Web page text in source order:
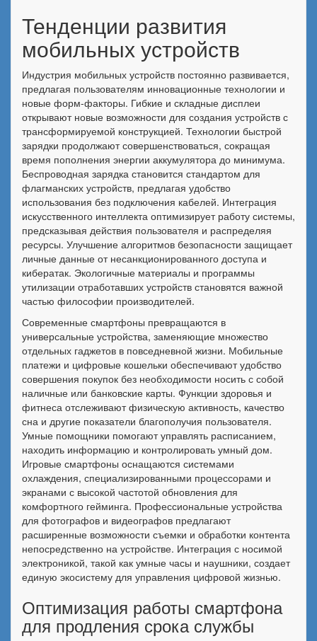
Тенденции развития
мобильных устройств
Индустрия мобильных устройств постоянно развивается,
предлагая пользователям инновационные технологии и
новые форм-факторы. Гибкие и складные дисплеи
открывают новые возможности для создания устройств с
трансформируемой конструкцией. Технологии быстрой
зарядки продолжают совершенствоваться, сокращая
время пополнения энергии аккумулятора до минимума.
Беспроводная зарядка становится стандартом для
флагманских устройств, предлагая удобство
использования без подключения кабелей. Интеграция
искусственного интеллекта оптимизирует работу системы,
предсказывая действия пользователя и распределяя
ресурсы. Улучшение алгоритмов безопасности защищает
личные данные от несанкционированного доступа и
кибератак. Экологичные материалы и программы
утилизации отработавших устройств становятся важной
частью философии производителей.
Современные смартфоны превращаются в
универсальные устройства, заменяющие множество
отдельных гаджетов в повседневной жизни. Мобильные
платежи и цифровые кошельки обеспечивают удобство
совершения покупок без необходимости носить с собой
наличные или банковские карты. Функции здоровья и
фитнеса отслеживают физическую активность, качество
сна и другие показатели благополучия пользователя.
Умные помощники помогают управлять расписанием,
находить информацию и контролировать умный дом.
Игровые смартфоны оснащаются системами
охлаждения, специализированными процессорами и
экранами с высокой частотой обновления для
комфортного гейминга. Профессиональные устройства
для фотографов и видеографов предлагают
расширенные возможности съемки и обработки контента
непосредственно на устройстве. Интеграция с носимой
электроникой, такой как умные часы и наушники, создает
единую экосистему для управления цифровой жизнью.
Оптимизация работы смартфона
для продления срока службы